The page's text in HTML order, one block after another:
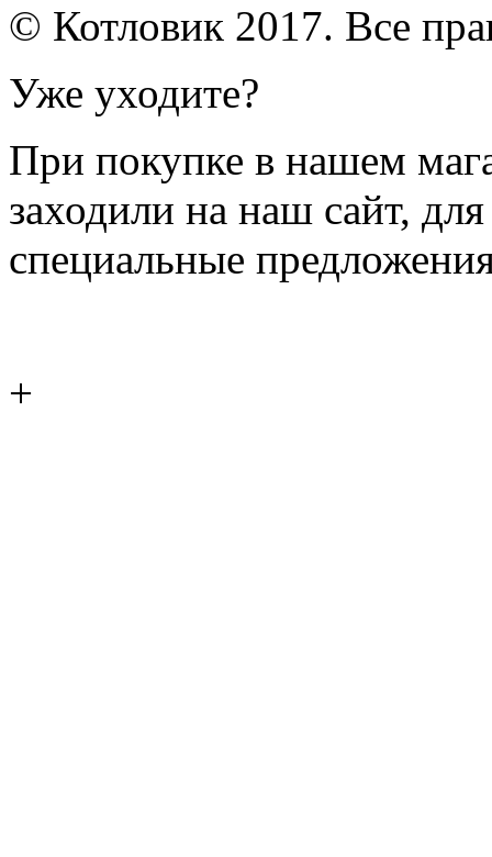
© Котловик 2017. Все
Уже уходите?
При покупке в нашем
заходили на наш сайт,
специальные
+